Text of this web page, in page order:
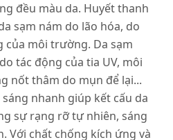
đều màu da. Huyết thanh
sạm nám do lão hóa, do
môi trường. Da sạm
tác động của tia UV, môi
nốt thâm do mụn để lại...
nhanh giúp kết cấu da
sự rạng rỡ tự nhiên, sáng
Với chất chống kích ứng và